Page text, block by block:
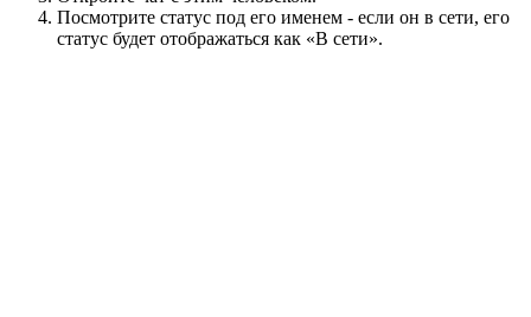
Посмотрите статус под его именем - если он в сети, его
статус будет отображаться как «В сети».